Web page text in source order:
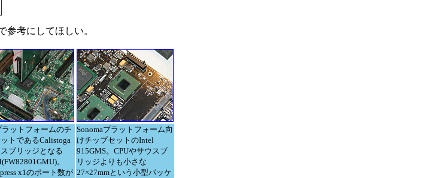
参考にしてほしい。
ラットフォームのチ
トであるCalistoga
ブリッジとなる
。
x1のポート数が
Sonomaプラットフォーム向
けチップセットのIntel
915GMS。CPUやサウスブ
リッジよりも小さな
27×27mmという小型パッケ